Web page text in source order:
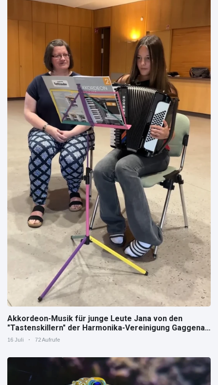
Akkordeon-Musik für junge Leute Jana von den
"Tastenskillern" der Harmonika-Vereinigung Gaggenau
zeigt, wie "jung" das Instrument sein kann.
16 Juli 72 Aufrufe